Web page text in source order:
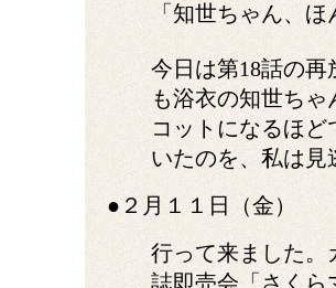
「知世ちゃん、
今日は第18話の
も浴衣の知世ち
コットになるほ
いたのを、私は
●２月１１日（金）
行って来ました。
誌即売会「さくら